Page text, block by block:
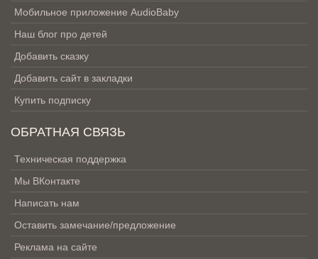
Мобильное приложение AudioBaby
Наш блог про детей
Добавить сказку
Добавить сайт в закладки
Купить подписку
ОБРАТНАЯ СВЯЗЬ
Техническая поддержка
Мы ВКонтакте
Написать нам
Оставить замечание/предложение
Реклама на сайте